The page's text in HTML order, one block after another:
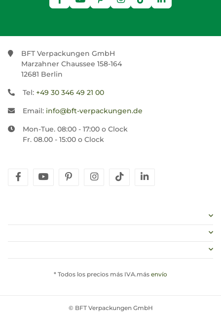
BFT Verpackungen GmbH
Marzahner Chaussee 158-164
12681 Berlin
Tel: +49 30 346 49 21 00
Email: info@bft-verpackungen.de
Mon-Tue. 08:00 - 17:00 o Clock
Fr. 08.00 - 15:00 o Clock
facebookyoutubepinterestinstagram
tiktok
* Todos los precios más IVA.más envío
© BFT Verpackungen GmbH